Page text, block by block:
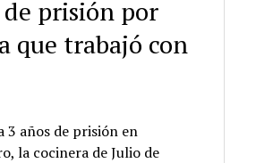
prisión por
que trabajó con
3 años de prisión en
la cocinera de Julio de